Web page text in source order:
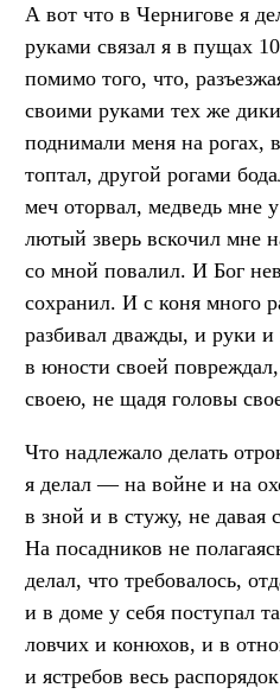
А вот что в Чернигове я
руками связал я в пущах
помимо того, что,
своими руками тех же
поднимали меня на рогах,
топтал, другой рогами
меч оторвал, медведь мне
лютый зверь вскочил мне
со мной повалил. И Бог
сохранил. И с коня много
разбивал дважды, и руки и
в юности своей
своею, не щадя головы
Что надлежало делать
я делал — на войне и на
в зной и в стужу, не давая
На посадников не
делал, что требовалось,
и в доме у себя поступал
ловчих и конюхов, и в
и ястребов весь